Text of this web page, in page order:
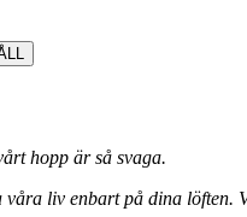
hopp är så svaga.
våra liv enbart på dina löften.